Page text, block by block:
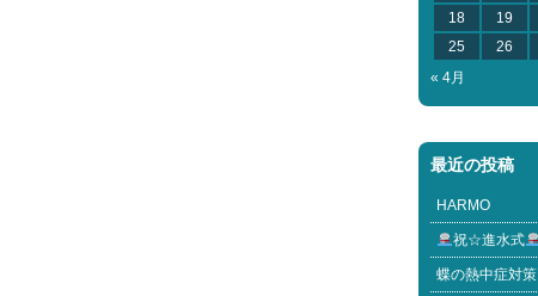
18
19
25
26
« 4月
最近の投稿
HARMO
祝☆進水式
蝶の熱中症対策